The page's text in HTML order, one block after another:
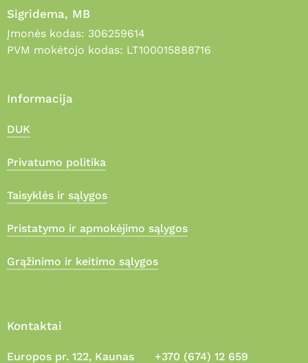
Sigridema, MB
Įmonės kodas: 306259614
PVM mokėtojo kodas: LT100015888716
Informacija
DUK
Privatumo politika
Taisyklės ir sąlygos
Pristatymo ir apmokėjimo sąlygos
Grąžinimo ir keitimo sąlygos
Kontaktai
Europos pr. 122, Kaunas +370 (674) 12 659